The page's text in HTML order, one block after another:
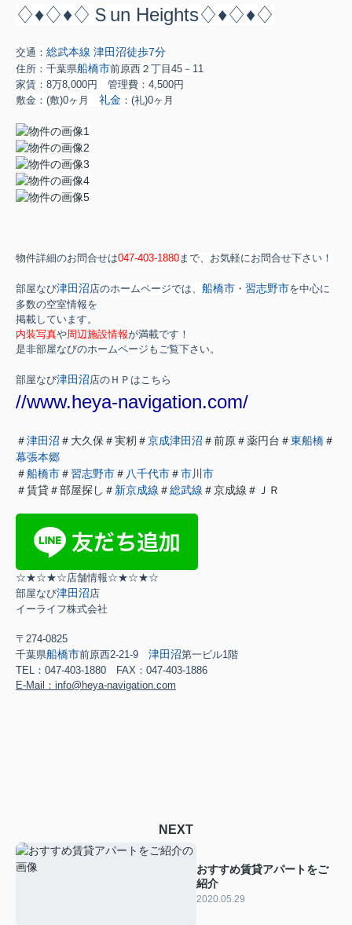
♢♦♢♦♢Ｓun Heights♢♦♢♦♢
交通： 総武本線 津田沼徒歩7分
住所：千葉県船橋市前原西２丁目45－11
家賃：8万8,000円 管理費：4,500円
敷金： (敷)0ヶ月 礼金 ： (礼)0ヶ月
物件詳細のお問合せは047-403-1880まで、お気軽にお問合せ下さい！
部屋なび津田沼店のホームページでは、 船橋市 ・ 習志野市を中心に
多数の空室情報を
掲載しています。
内装写真や周辺施設情報が満載です！
是非部屋なびのホームページもご覧下さい。
部屋なび津田沼店のＨＰはこちら
//www.heya-navigation.com/
＃津田沼 ＃大久保＃実籾＃京成津田沼 ＃前原＃薬円台＃東船橋＃
幕張本郷
＃船橋市＃習志野市＃ 八千代市＃市川市
＃賃貸＃部屋探し＃ 新京成線 ＃総武線 ＃京成線＃ＪＲ
☆★☆★☆店舗情報☆★☆★☆
部屋なび津田沼店
イーライフ株式会社
〒274-0825
千葉県船橋市前原西2-21-9 津田沼第一ビル1階
TEL：047-403-1880 FAX：047-403-1886
E-Mail：info@heya-navigation.com
NEXT
おすすめ賃貸アパートをご
紹介
2020.05.29